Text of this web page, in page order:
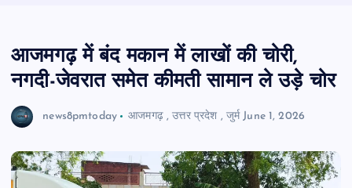
आजमगढ़ में बंद मकान में लाखों की चोरी,
नगदी-जेवरात समेत कीमती सामान ले उड़े चोर
news8pmtoday आजमगढ़,उत्तर प्रदेश , जुर्म June 1, 2026